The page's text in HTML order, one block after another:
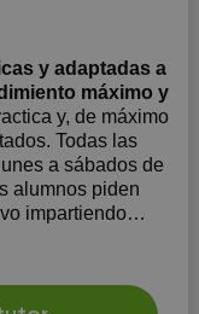
y adaptadas a
máximo y
y, de máximo
Todas las
a sábados de
alumnos piden
impartiendo